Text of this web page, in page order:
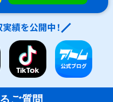
ご質問